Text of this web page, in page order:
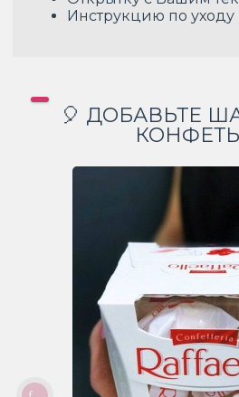
Инструкцию по уходу
🎈 ДОБАВЬТЕ